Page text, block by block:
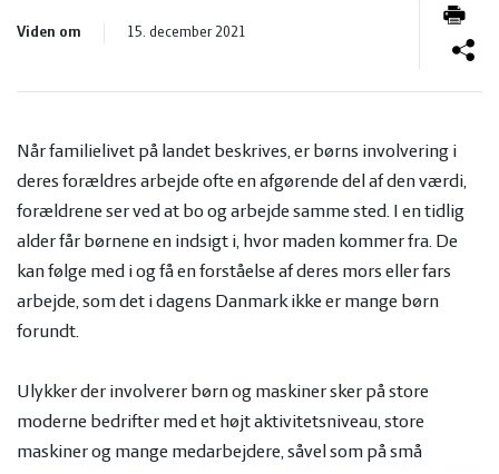
Natur
vandmiljø
Økologi
Økonomi
og
Øvrige
vandmiljø
Økologi
ledelse
Øvrige
dyr
Viden om 15. december 2021
Når familielivet på landet beskrives, er børns involvering i
deres forældres arbejde ofte en afgørende del af den værdi,
forældrene ser ved at bo og arbejde samme sted. I en tidlig
alder får børnene en indsigt i, hvor maden kommer fra. De
kan følge med i og få en forståelse af deres mors eller fars
arbejde, som det i dagens Danmark ikke er mange børn
forundt.
Ulykker der involverer børn og maskiner sker på store
moderne bedrifter med et højt aktivitetsniveau, store
maskiner og mange medarbejdere, såvel som på små